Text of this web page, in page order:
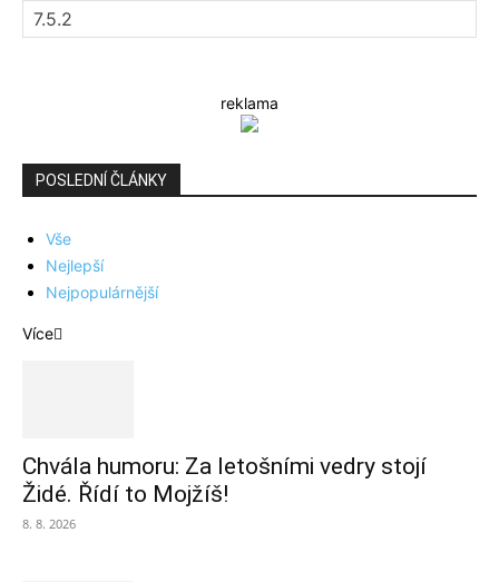
reklama
POSLEDNÍ ČLÁNKY
Vše
Nejlepší
Nejpopulárnější
Více
Chvála humoru: Za letošními vedry stojí
Židé. Řídí to Mojžíš!
8. 8. 2026